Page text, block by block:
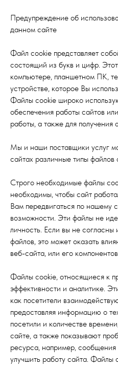
Предупреждение об
данном сайте
Файл cookie представляет
состоящий из букв и цифр.
компьютере, планшетном ПК,
устройстве, которое Вы
Файлы cookie широко
обеспечения работы сайтов
работы, а также для
Мы и наши поставщики услуг
сайтах различные типы файлов
Строго необходимые файлы
необходимы, чтобы сайт
Вам передвигаться по нашему
возможности. Эти файлы не
личность. Если вы не согласны
файлов, это может оказать
веб-сайта, или его
Файлы cookie, относящиеся к
эффективности и аналитике.
как посетители
предоставляя информацию о
посетили и количестве
сайте, а также показывают
ресурса, например,
улучшить работу сайта. Файлы